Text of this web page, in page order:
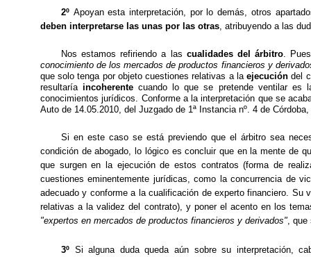
2º Apoyan esta interpretación, por lo demás, otros
deben interpretarse las unas por las otras, atribuyendo a las
Nos estamos refiriendo a las cualidades del árbitro.
conocimiento de los mercados de productos financieros y
que solo tenga por objeto cuestiones relativas a laejecución del
resultaríaincoherente cuando lo que se pretende ventilar es
conocimientos jurídicos. Conforme a la interpretación que se
Auto de 14.05.2010, del Juzgado de 1ª Instancia nº. 4 de
Si en este caso se está previendo que el árbitro sea
condición de abogado, lo lógico es concluir que en la mente de
que surgen en la ejecución de estos contratos (forma de
cuestiones eminentemente jurídicas, como la concurrencia de
adecuado y conforme a la cualificación de experto financiero.
relativas a la validez del contrato), y poner el acento en los
"expertos en mercados de productos financieros y derivados", que
3º Si alguna duda queda aún sobre su interpretación,